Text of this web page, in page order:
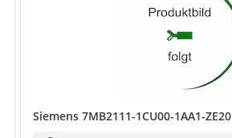
Siemens 7MB2111-1CU00-1AA1-ZE20